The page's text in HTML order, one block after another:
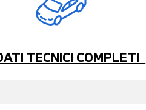
TECNICI COMPLETI